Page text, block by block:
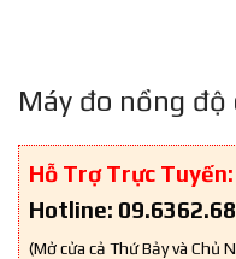
Máy đo nồng độ
Hỗ Trợ Trực Tuyến:
Hotline:
(Mở cửa cả Thứ Bảy và Chủ